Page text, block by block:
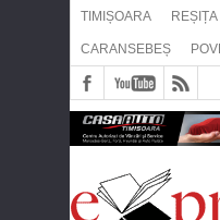
TIMIȘOARA REȘIȚA
CARANSEBEȘ